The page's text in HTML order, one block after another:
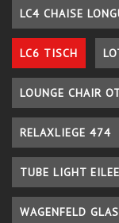
LC4 CHAISE
LC6 TISCH
LOUNGE CHAIR
RELAXLIEGE 474
TUBE LIGHT
WAGENFELD